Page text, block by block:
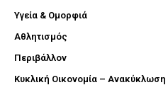
Υγεία & Ομορφιά
Αθλητισμός
Περιβάλλον
Κυκλική Οικονομία – Ανακύκλωση